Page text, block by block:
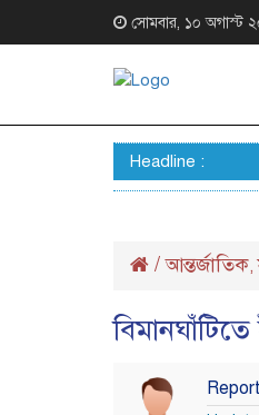
সোমবার, ১০ অগাস্ট
Headline :
/আন্তর্জাতিক,